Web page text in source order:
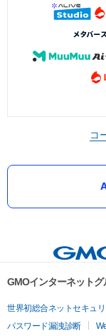
コ
GMOインターネット
世界初総合ネットセキュ
パスワード漏洩診断